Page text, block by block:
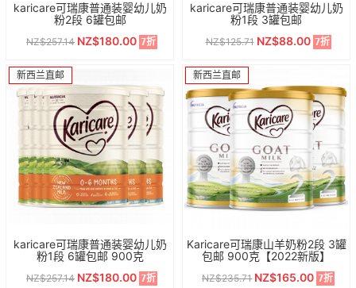
karicare可瑞康普通装婴幼儿奶
粉2段 6罐包邮
NZ$257.14 NZ$180.00 7折
karicare可瑞康普通装婴幼儿奶
粉1段 3罐包邮
NZ$125.71NZ$88.00 7折
新西兰直邮
karicare可瑞康普通装婴幼儿奶
粉1段 6罐包邮 900克
NZ$257.14 NZ$180.00 7折
新西兰直邮
Karicare可瑞康山羊奶粉2段 3罐
包邮 900克【2022新版】
NZ$235.71 NZ$165.00 7折